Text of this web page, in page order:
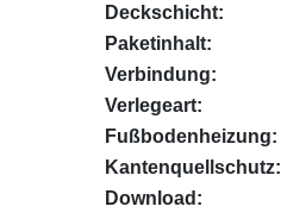
Deckschicht:
Paketinhalt:
Verbindung:
Verlegeart:
Fußbodenheizung:
Kantenquellschutz:
Download: